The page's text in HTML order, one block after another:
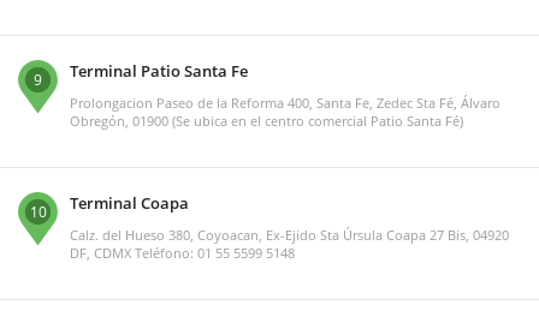
9 Terminal Patio Santa Fe
Prolongacion Paseo de la Reforma 400, Santa Fe, Zedec Sta Fé, Álvaro
Obregón, 01900 (Se ubica en el centro comercial Patio Santa Fé)
10 Terminal Coapa
Calz. del Hueso 380, Coyoacan, Ex-Ejido Sta Úrsula Coapa 27 Bis, 04920
DF, CDMX Teléfono: 01 55 5599 5148